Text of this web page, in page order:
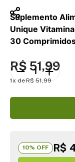
Suplemento
Unique
30
R$51,99
1 R$ 51,99
10% OFF R$